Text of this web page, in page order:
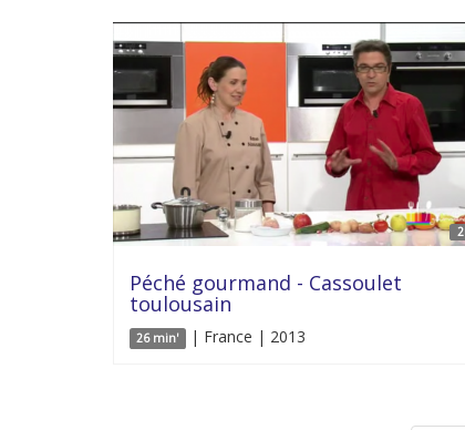
Péché gourmand - Cassoulet
toulousain
26 min' | France | 2013